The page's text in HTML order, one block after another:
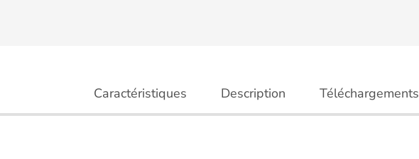
Caractéristiques Description Téléchargements